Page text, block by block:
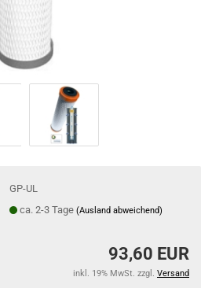
GP-UL
ca. 2-3 Tage(Ausland abweichend)
93,60 EUR
inkl. 19% MwSt. zzgl. Versand